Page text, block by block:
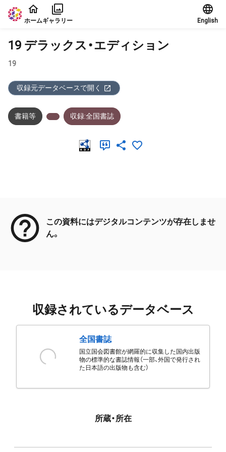
本文に飛ぶ
ホームギャラリー English
19 デラックス・エディション
19
収録元データベースで開く
書籍等 収録:全国書誌
この資料にはデジタルコンテンツが存在しませ
ん。
収録されているデータベース
全国書誌
国立国会図書館が網羅的に収集した国内出版
物の標準的な書誌情報（一部、外国で発行され
た日本語の出版物も含む）
所蔵・所在